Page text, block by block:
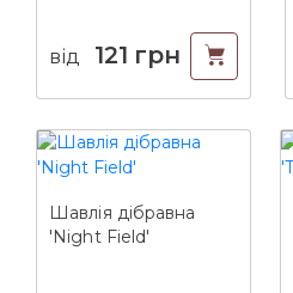
від 121 грн
Шавлія дібравна
'Night Field'